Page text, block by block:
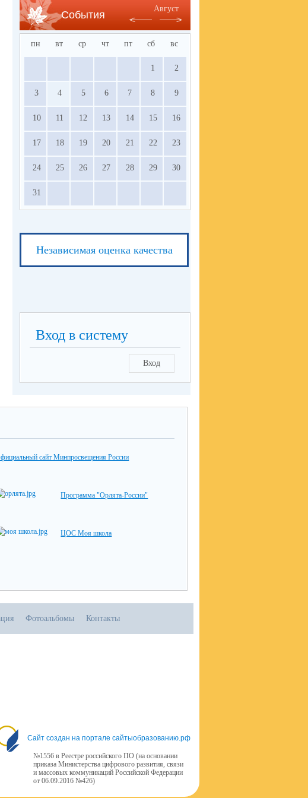
События
Август
пн вт ср чт пт сб вс
1 2
3 4 5 6 7 8 9
10 11 12 13 14 15 16
17 18 19 20 21 22 23
24 25 26 27 28 29 30
31
Независимая оценка качества
Вход в систему
Вход
сайт Минпросвещения России
Программа "Орлята-России"
ЦОС Моя школа
Фотоальбомы Контакты
Сайт создан на портале сайтыобразованию.рф
№1556 в Реестре российского ПО (на основании
приказа Министерства цифрового развития, связи
и массовых коммуникаций Российской Федерации
от 06.09.2016 №426)